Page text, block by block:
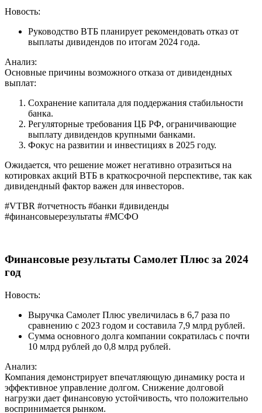
Новость:
Руководство ВТБ планирует рекомендовать отказ от
выплаты дивидендов по итогам 2024 года.
Анализ:
Основные причины возможного отказа от дивидендных
выплат:
Сохранение капитала для поддержания стабильности
банка.
Регуляторные требования ЦБ РФ, ограничивающие
выплату дивидендов крупными банками.
Фокус на развитии и инвестициях в 2025 году.
Ожидается, что решение может негативно отразиться на
котировках акций ВТБ в краткосрочной перспективе, так как
дивидендный фактор важен для инвесторов.
#VTBR #отчетность #банки #дивиденды
#финансовыерезультаты #МСФО
Финансовые результаты Самолет Плюс за 2024
год
Новость:
Выручка Самолет Плюс увеличилась в 6,7 раза по
сравнению с 2023 годом и составила 7,9 млрд рублей.
Сумма основного долга компании сократилась с почти
10 млрд рублей до 0,8 млрд рублей.
Анализ:
Компания демонстрирует впечатляющую динамику роста и
эффективное управление долгом. Снижение долговой
нагрузки дает финансовую устойчивость, что положительно
воспринимается рынком.